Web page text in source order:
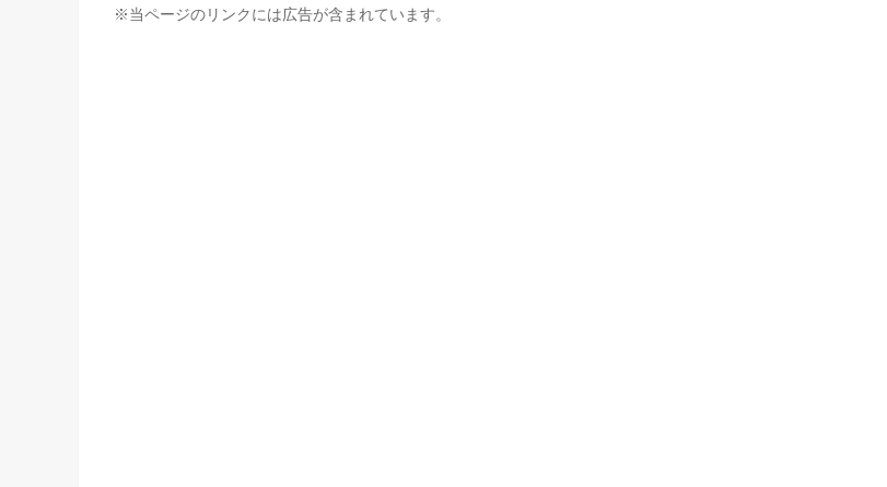
※当ページのリンクには広告が含まれています。